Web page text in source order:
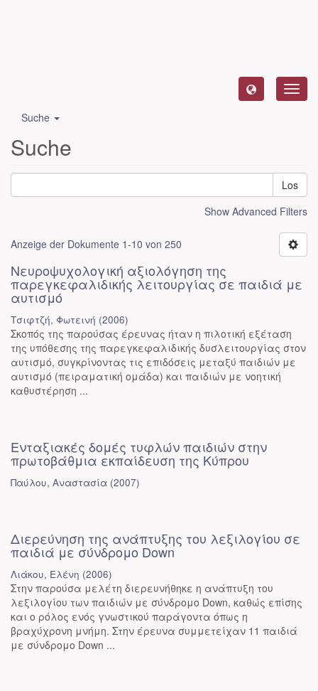
Suche
Suche
Los
Show Advanced Filters
Anzeige der Dokumente 1-10 von 250
Νευροψυχολογική αξιολόγηση της
παρεγκεφαλιδικής λειτουργίας σε παιδιά με
αυτισμό
Τσιφτζή, Φωτεινή (2006)
Σκοπός της παρούσας έρευνας ήταν η πιλοτική εξέταση
της υπόθεσης της παρεγκεφαλιδικής δυσλειτουργίας στον
αυτισμό, συγκρίνοντας τις επιδόσεις μεταξύ παιδιών με
αυτισμό (πειραματική ομάδα) και παιδιών με νοητική
καθυστέρηση ...
Ενταξιακές δομές τυφλών παιδιών στην
πρωτοβάθμια εκπαίδευση της Κύπρου
Παύλου, Αναστασία (2007)
Διερεύνηση της ανάπτυξης του λεξιλογίου σε
παιδιά με σύνδρομο Down
Λιάκου, Ελένη (2006)
Στην παρούσα μελέτη διερευνήθηκε η ανάπτυξη του
λεξιλογίου των παιδιών με σύνδρομο Down, καθώς επίσης
και ο ρόλος ενός γνωστικού παράγοντα όπως η
βραχύχρονη μνήμη. Στην έρευνα συμμετείχαν 11 παιδιά
με σύνδρομο Down ...